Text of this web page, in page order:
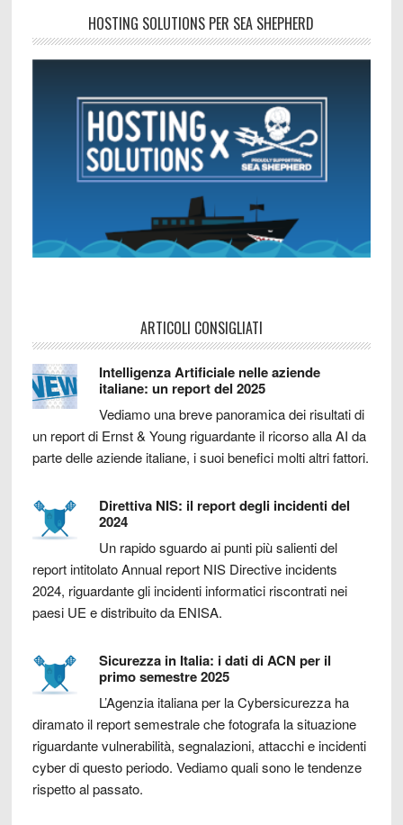
HOSTING SOLUTIONS PER SEA SHEPHERD
ARTICOLI CONSIGLIATI
Intelligenza Artificiale nelle aziende
italiane: un report del 2025
Vediamo una breve panoramica dei risultati di
un report di Ernst & Young riguardante il ricorso alla AI da
parte delle aziende italiane, i suoi benefici molti altri fattori.
Direttiva NIS: il report degli incidenti del
2024
Un rapido sguardo ai punti più salienti del
report intitolato Annual report NIS Directive incidents
2024, riguardante gli incidenti informatici riscontrati nei
paesi UE e distribuito da ENISA.
Sicurezza in Italia: i dati di ACN per il
primo semestre 2025
L’Agenzia italiana per la Cybersicurezza ha
diramato il report semestrale che fotografa la situazione
riguardante vulnerabilità, segnalazioni, attacchi e incidenti
cyber di questo periodo. Vediamo quali sono le tendenze
rispetto al passato.